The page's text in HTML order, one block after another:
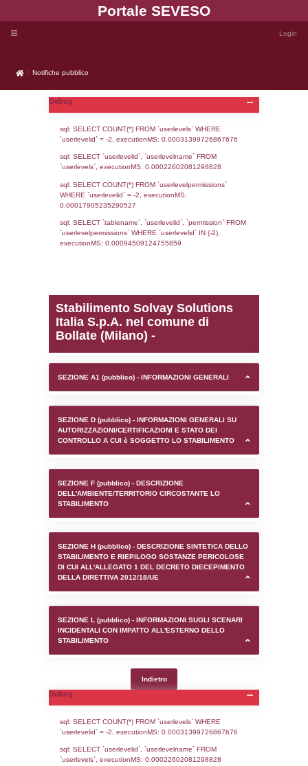
Portale
Notifiche pubblico
Notifiche pubblico
Debug
sql: SELECT COUNT(*) FROM `userlevels`
sql: SELECT `userlevelid`, `userlevelname`
0.00017905235290527
sql: SELECT `tablename`, `userlevelid`,
executionMS: 0.00094509124755859
Stabilimento Solvay
Italia S.p.A. nel comune
Bollate (Milano) -
SEZIONE A1 (pubblico) - INFORMAZIONI
SEZIONE D (pubblico) - INFORMAZIONI
CONTROLLO A CUI è SOGGETTO LO
DELL'AMBIENTE/TERRITORIO